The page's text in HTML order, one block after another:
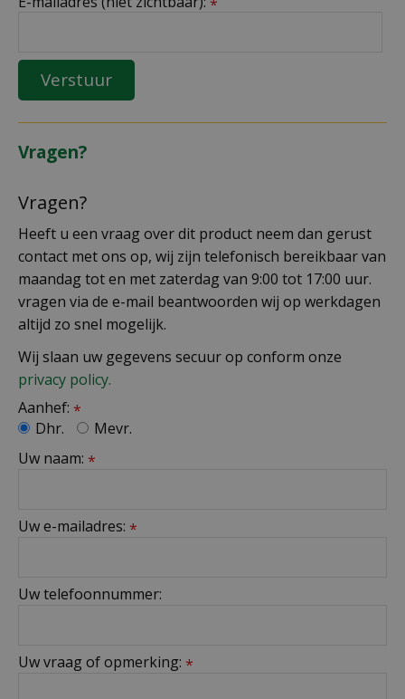
*
Vragen?
Vragen?
Heeft u een vraag over dit product neem dan gerust
contact met ons op, wij zijn telefonisch bereikbaar van
maandag tot en met zaterdag van 9:00 tot 17:00 uur.
vragen via de e-mail beantwoorden wij op werkdagen
altijd zo snel mogelijk.
Wij slaan uw gegevens secuur op conform onze
privacy policy.
Aanhef: *
Dhr.
Mevr.
Uw naam: *
Uw e-mailadres: *
Uw telefoonnummer:
Uw vraag of opmerking: *